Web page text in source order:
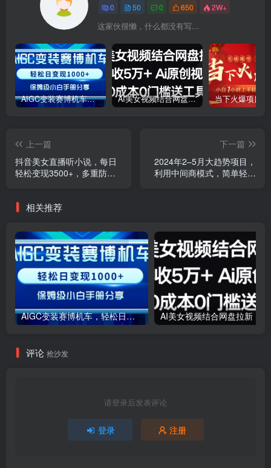
0 50 0 650 2W+
这家伙很懒，什么都没有写...
AIGC变装赛博机车，轻松日变现1000+，保姆级小白手册分享！ AI美女视频结合网盘拉新，日收5万+两分钟一条Ai原创视频，0成本0门槛送工具
上一篇
抖音美女直播听小说，每日
轻松变现3500+，多重防违
下一篇
2024年2–5月大趋势项目，
利用中间商模式，简单轻松
相关推荐
AIGC变装赛博机车，轻松日变现1000+，保姆级小白手册分享！
评论 抢沙发
请登录后发表评论
登录 注册